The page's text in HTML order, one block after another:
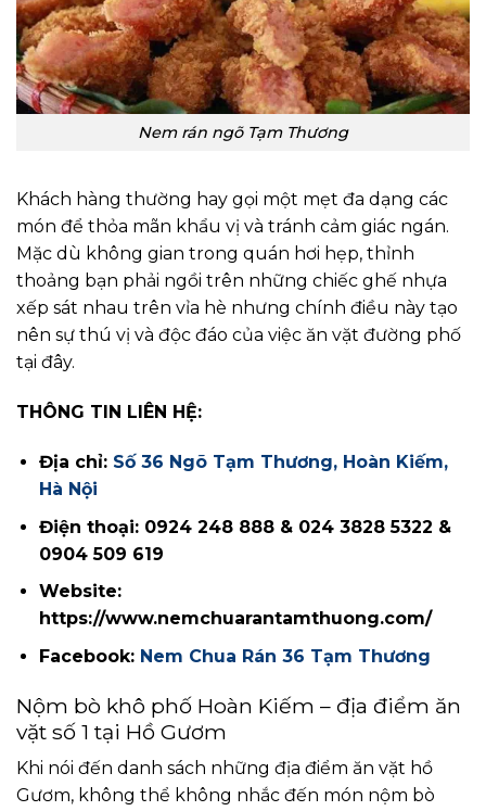
Nem rán ngõ Tạm Thương
Khách hàng thường hay gọi một mẹt đa dạng các
món để thỏa mãn khẩu vị và tránh cảm giác ngán.
Mặc dù không gian trong quán hơi hẹp, thỉnh
thoảng bạn phải ngồi trên những chiếc ghế nhựa
xếp sát nhau trên vỉa hè nhưng chính điều này tạo
nên sự thú vị và độc đáo của việc ăn vặt đường phố
tại đây.
THÔNG TIN LIÊN HỆ:
Địa chỉ: Số 36 Ngõ Tạm Thương, Hoàn Kiếm,
Hà Nội
Điện thoại: 0924 248 888 & 024 3828 5322 &
0904 509 619
Website:
https://www.nemchuarantamthuong.com/
Facebook: Nem Chua Rán 36 Tạm Thương
Nộm bò khô phố Hoàn Kiếm – địa điểm ăn
vặt số 1 tại Hồ Gươm
Khi nói đến danh sách những địa điểm ăn vặt hồ
Gươm, không thể không nhắc đến món nộm bò